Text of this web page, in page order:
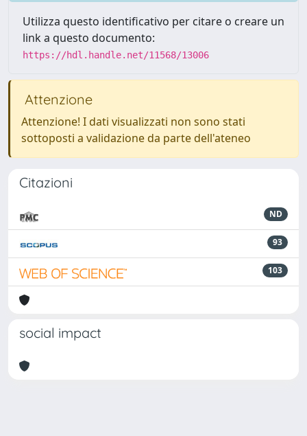
Utilizza questo identificativo per citare o creare un
link a questo documento:
https://hdl.handle.net/11568/13006
Attenzione
Attenzione! I dati visualizzati non sono stati
sottoposti a validazione da parte dell'ateneo
Citazioni
ND
93
103
social impact